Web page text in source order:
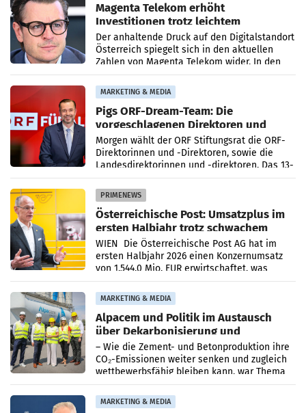
Magenta Telekom erhöht
Investitionen trotz leichtem
Umsatzrückgang
Der anhaltende Druck auf den Digitalstandort
Österreich spiegelt sich in den aktuellen
Zahlen von Magenta Telekom wider. In den
ersten sechs Monaten des laufenden Jahres
verzeichnete
MARKETING & MEDIA
Pigs ORF-Dream-Team: Die
vorgeschlagenen Direktoren und
Direktorinnen
Morgen wählt der ORF Stiftungsrat die ORF-
Direktorinnen und -Direktoren, sowie die
Landesdirektorinnen und -direktoren. Das 13-
köpfige Wunschteam des ab 1. Jänner 2027
amtierenden
PRIMENEWS
Österreichische Post: Umsatzplus im
ersten Halbjahr trotz schwachem
Briefgeschäft
WIEN Die Österreichische Post AG hat im
ersten Halbjahr 2026 einen Konzernumsatz
von 1.544,0 Mio. EUR erwirtschaftet, was
einem Plus von 3,8 Prozent gegenüber dem
Vergleichszeitraum
MARKETING & MEDIA
Alpacem und Politik im Austausch
über Dekarbonisierung und
Energiepreise
– Wie die Zement- und Betonproduktion ihre
CO₂-Emissionen weiter senken und zugleich
wettbewerbsfähig bleiben kann, war Thema
eines Treffens zwischen Staatssekretärin
Elisabeth
MARKETING & MEDIA